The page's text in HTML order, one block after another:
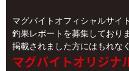
マグバイトオフィシャルサイ
釣果レポートを募集しておりま
掲載されました方にはもれなく
マグバイトオリジナ